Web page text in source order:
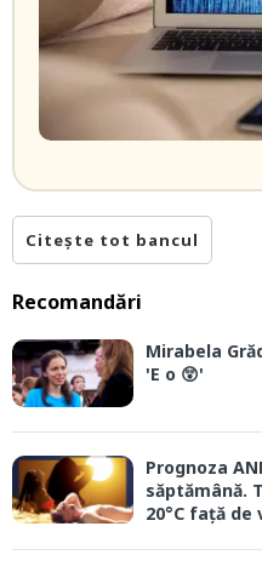
Citește tot bancul
Recomandări
Mirabela
'E o 😲'
Prognoza
săptămână.
20°C față